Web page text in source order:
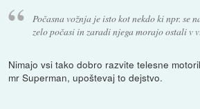
Počasna vožnja je isto kot nekdo ki npr. se
zelo počasi in zaradi njega morajo ostali v
Nimajo vsi tako dobro razvite telesne
mr Superman, upoštevaj to dejstvo.